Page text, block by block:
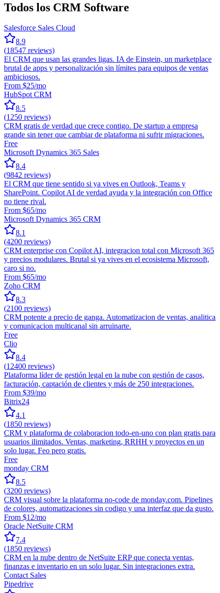
Todos los CRM Software
Salesforce Sales Cloud
8.9
(18547 reviews)
El CRM que usan las grandes ligas. IA de Einstein, un marketplace
brutal de apps y personalización sin límites para equipos de ventas
ambiciosos.
From $25/mo
HubSpot CRM
8.5
(1250 reviews)
CRM gratis de verdad que crece contigo. De startup a empresa
grande sin tener que cambiar de plataforma ni sufrir migraciones.
Free
Microsoft Dynamics 365 Sales
8.4
(9842 reviews)
El CRM que tiene sentido si ya vives en Outlook, Teams y
SharePoint. Copilot AI de verdad ayuda y la integración con Office
no tiene rival.
From $65/mo
Microsoft Dynamics 365 CRM
8.1
(4200 reviews)
CRM enterprise con Copilot AI, integracion total con Microsoft 365
y precios modulares. Brutal si ya vives en el ecosistema Microsoft,
caro si no.
From $65/mo
Zoho CRM
8.3
(2100 reviews)
CRM potente a precio de ganga. Automatizacion de ventas, analitica
y comunicacion multicanal sin arruinarte.
Free
Clio
8.4
(12400 reviews)
Plataforma líder de gestión legal en la nube con gestión de casos,
facturación, captación de clientes y más de 250 integraciones.
From $39/mo
Bitrix24
4.1
(1850 reviews)
CRM y plataforma de colaboracion todo-en-uno con plan gratis para
usuarios ilimitados. Ventas, marketing, RRHH y proyectos en un
solo lugar. Feo pero gratis.
Free
monday CRM
8.5
(3200 reviews)
CRM visual sobre la plataforma no-code de monday.com. Pipelines
de colores, automatizaciones sin codigo y una interfaz que da gusto.
From $12/mo
Oracle NetSuite CRM
7.4
(1850 reviews)
CRM en la nube dentro de NetSuite ERP que conecta ventas,
finanzas e inventario en un solo lugar. Sin integraciones extra.
Contact Sales
Pipedrive